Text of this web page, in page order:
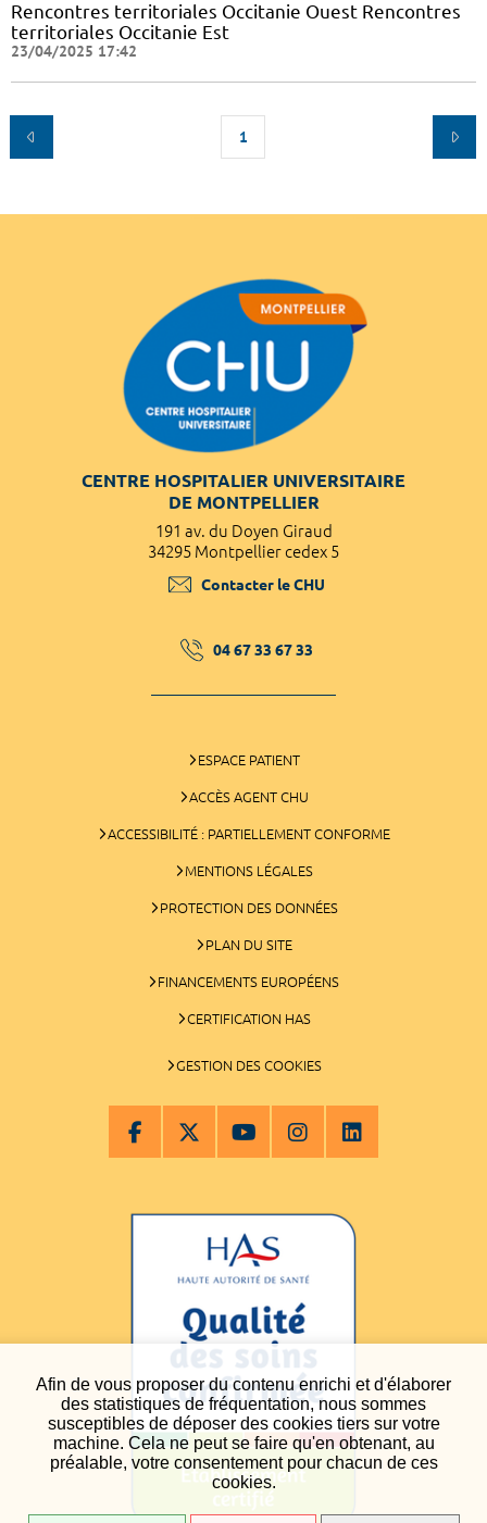
Afin de vous proposer du contenu enrichi et d'élaborer
des statistiques de fréquentation, nous sommes
susceptibles de déposer des cookies tiers sur votre
machine. Cela ne peut se faire qu'en obtenant, au
préalable, votre consentement pour chacun de ces
cookies.
Rencontres territoriales Occitanie Ouest Rencontres
territoriales Occitanie Est
23/04/2025 17:42
1
CENTRE HOSPITALIER UNIVERSITAIRE
DE MONTPELLIER
191 av. du Doyen Giraud
34295 Montpellier cedex 5
Contacter le CHU
04 67 33 67 33
ESPACE PATIENT
ACCÈS AGENT CHU
ACCESSIBILITÉ : PARTIELLEMENT CONFORME
MENTIONS LÉGALES
PROTECTION DES DONNÉES
PLAN DU SITE
FINANCEMENTS EUROPÉENS
CERTIFICATION HAS
GESTION DES COOKIES